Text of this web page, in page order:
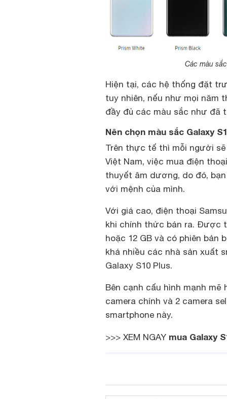
Các màu
Hiện tại, các hệ thống đặt
tuy nhiên, nếu như mọi năm
đầy đủ các màu sắc như đã
Nên chọn màu sắc Galaxy
Trên thực tế thì mỗi người
Việt Nam, việc mua điện
thuyết âm dương, do đó,
với mệnh của mình.
Với giá cao, điện thoại
khi chính thức bán ra. Được
hoặc 12 GB và có phiên
khá nhiều các nhà sản xuất
Galaxy S10 Plus.
Bên cạnh cấu hình mạnh
camera chính và 2 camera
smartphone này.
>>> XEM NGAY mua Galaxy